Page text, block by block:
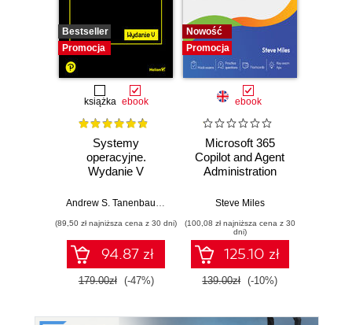
Bestseller
Promocja
książka ebook
Systemy
operacyjne.
Wydanie V
Andrew S. Tanenbaum, Herbert Bos
(89,50 zł najniższa cena z 30 dni)
94.87 zł
179.00zł (-47%)
Nowość
Promocja
ebook
Microsoft 365
Copilot and Agent
Administration
Build practical
confidently prepare
for the Microsoft
AB-900 certification
exam
Steve Miles
(100,08 zł najniższa cena z 30
dni)
125.10 zł
139.00zł (-10%)